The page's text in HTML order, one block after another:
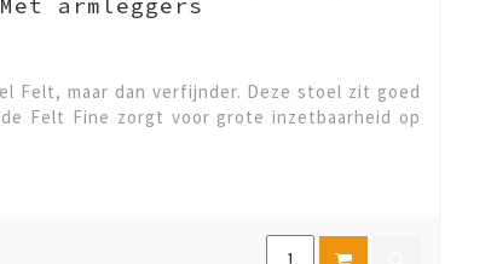
armleggers
Felt, maar dan verfijnder. Deze stoel zit goed
Felt Fine zorgt voor grote inzetbaarheid op